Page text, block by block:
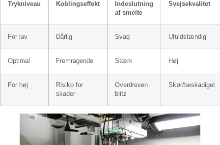
Trykniveau Koblingseffekt
Indeslutning
af smelte
Svejsekvalitet
For lav Dårlig Svag Ufuldstændig
Optimal Fremragende Stærk Høj
For høj
Risiko for
skader
Overdreven
blitz
Skør/beskadiget